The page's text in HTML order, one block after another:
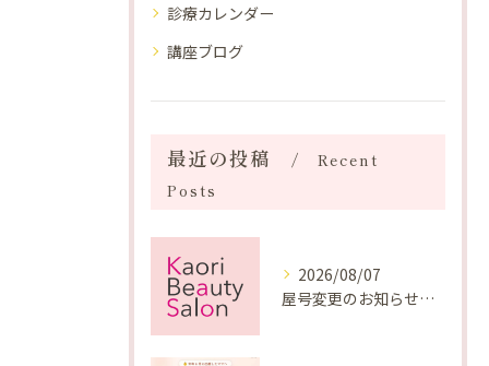
診療カレンダー
講座ブログ
最近の投稿
Recent
Posts
2026/08/07
屋号変更のお知らせと「SAKUYA Harmonies」に込めた想い